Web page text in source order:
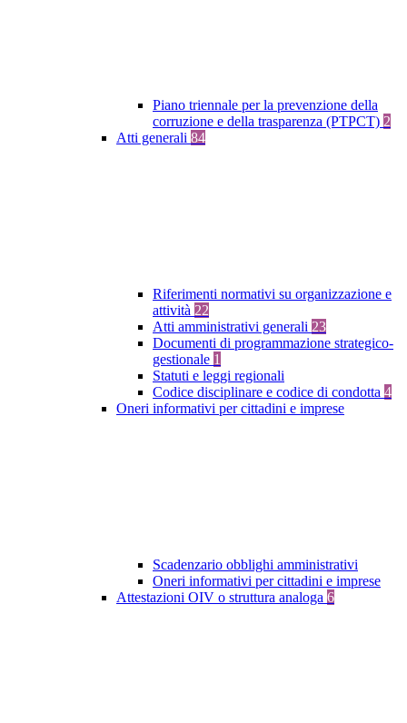
Piano triennale per la prevenzione della
corruzione e della trasparenza (PTPCT) 2
Atti generali 84
Riferimenti normativi su organizzazione e
attività 22
Atti amministrativi generali 23
Documenti di programmazione strategico-
gestionale 1
Statuti e leggi regionali
Codice disciplinare e codice di condotta 4
Oneri informativi per cittadini e imprese
Scadenzario obblighi amministrativi
Oneri informativi per cittadini e imprese
Attestazioni OIV o struttura analoga 6